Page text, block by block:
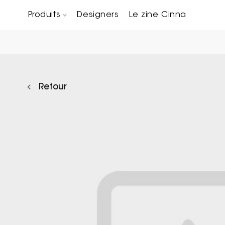
Produits Designers Le zine Cinna
Retour